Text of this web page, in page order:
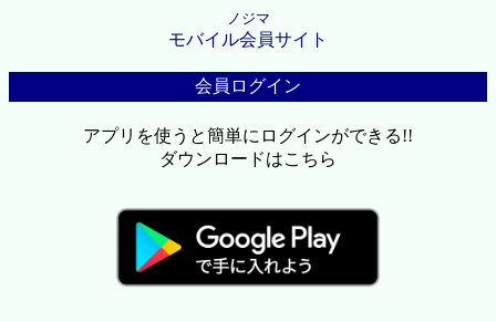
ノジマ
モバイル会員サイト
会員ログイン
アプリを使うと簡単にログインができる!!
ダウンロードはこちら